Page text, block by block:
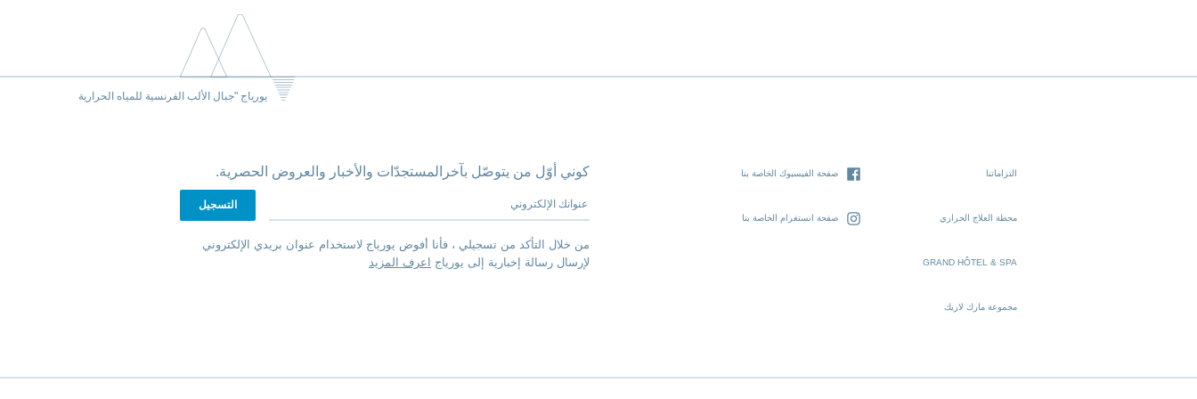
يورياج "جبال الألب الفرنسية للمياه الحرارية
التزاماتنا
محطة العلاج الحراري
GRAND HÔTEL & SPA
مجموعة مارك لاريك
صفحة الفيسبوك الخاصة بنا
صفحة انستغرام الخاصة بنا
كوني أوّل من يتوصّل بآخرالمستجدّات والأخبار والعروض الحصرية.
عنوانك الإلكتروني
من خلال التأكد من تسجيلي ، فأنا أفوض يورياج لاستخدام عنوان بريدي الإلكتروني
لإرسال رسالة إخبارية إلى يورياج
اعرف المزيد